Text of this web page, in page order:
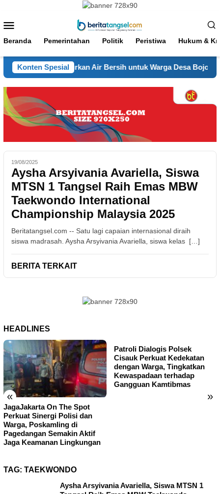
konten
Mobile
Beranda Pemerintahan Politik Peristiwa Hukum &
Konten Spesial
Polsek Legok Salurkan Air Bersih untuk Warga Desa
19/08/2025
Aysha Arsyivania Avariella, Siswa
MTSN 1 Tangsel Raih Emas MBW
Taekwondo International
Championship Malaysia 2025
Beritatangsel.com -- Satu lagi capaian internasional diraih
siswa madrasah. Aysha Arsyivania Avariella, siswa kelas […]
BERITA TERKAIT
HEADLINES
« »
JagaJakarta On The Spot
Perkuat Sinergi Polisi dan
Warga, Poskamling di
Pagedangan Semakin Aktif
Jaga Keamanan Lingkungan
Patroli Dialogis Polsek
Cisauk Perkuat Kedekatan
dengan Warga, Tingkatkan
Kewaspadaan terhadap
Gangguan Kamtibmas
TAG: TAEKWONDO
Aysha Arsyivania Avariella, Siswa MTSN 1